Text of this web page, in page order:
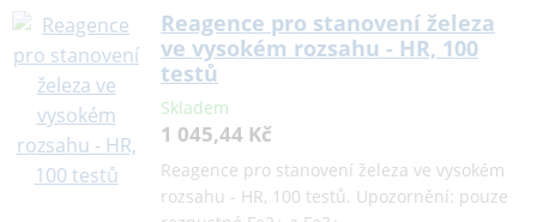
Reagence pro stanovení železa
ve vysokém rozsahu - HR, 100
testů
Skladem
1 045,44 Kč
Reagence pro stanovení železa ve vysokém
rozsahu - HR, 100 testů. Upozornění: pouze